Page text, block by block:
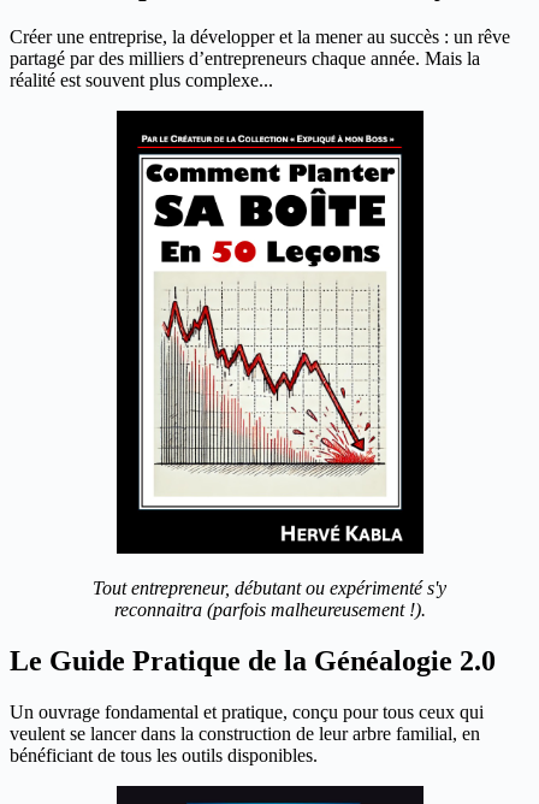
Créer une entreprise, la développer et la mener au succès : un rêve
partagé par des milliers d’entrepreneurs chaque année. Mais la
réalité est souvent plus complexe...
Tout entrepreneur, débutant ou expérimenté s'y
reconnaitra (parfois malheureusement !).
Le Guide Pratique de la Généalogie 2.0
Un ouvrage fondamental et pratique, conçu pour tous ceux qui
veulent se lancer dans la construction de leur arbre familial, en
bénéficiant de tous les outils disponibles.